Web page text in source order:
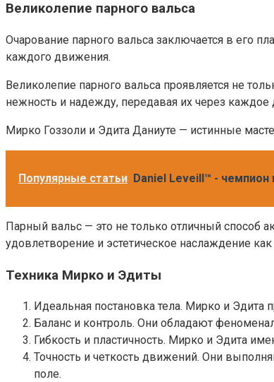
Великолепие парного вальса
Очарование парного вальса заключается в его
каждого движения.
Великолепие парного вальса проявляется не
нежность и надежду, передавая их через
Мирко Гоззоли и Эдита Даниуте — истинные
Популярные статьи Daniel Leveill™ - чемпион
Парный вальс — это не только отличный способ
удовлетворение и эстетическое наслаждение
Техника Мирко и Эдиты
Идеальная постановка тела. Мирко и Эдита
Баланс и контроль. Они обладают
Гибкость и пластичность. Мирко и Эдита
Точность и четкость движений. Они
поле.